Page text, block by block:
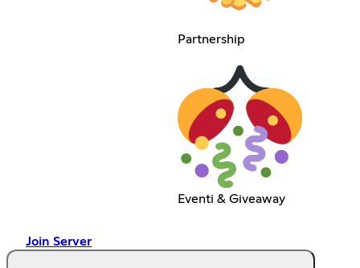
Partnership
Eventi & Giveaway
Join Server